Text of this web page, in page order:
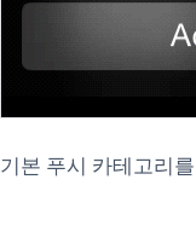
기본 푸시 카테고리